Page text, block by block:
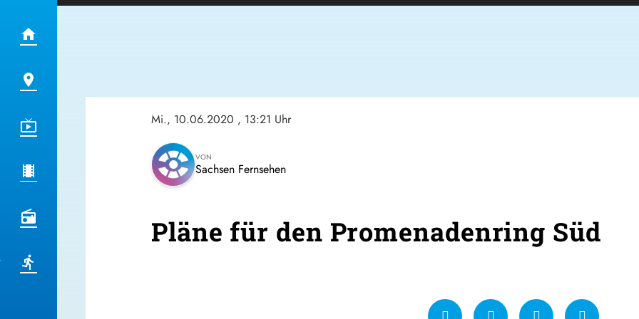
Mi., 10.06.2020 , 13:21 Uhr
VON
Sachsen Fernsehen
Pläne für den Promenadenring Süd